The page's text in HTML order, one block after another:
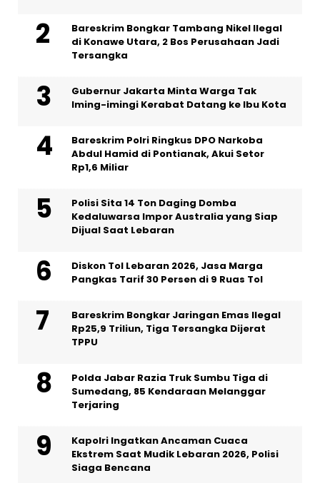
Bareskrim Bongkar Tambang Nikel Ilegal
di Konawe Utara, 2 Bos Perusahaan Jadi
Tersangka
Gubernur Jakarta Minta Warga Tak
Iming-imingi Kerabat Datang ke Ibu Kota
Bareskrim Polri Ringkus DPO Narkoba
Abdul Hamid di Pontianak, Akui Setor
Rp1,6 Miliar
Polisi Sita 14 Ton Daging Domba
Kedaluwarsa Impor Australia yang Siap
Dijual Saat Lebaran
Diskon Tol Lebaran 2026, Jasa Marga
Pangkas Tarif 30 Persen di 9 Ruas Tol
Bareskrim Bongkar Jaringan Emas Ilegal
Rp25,9 Triliun, Tiga Tersangka Dijerat
TPPU
Polda Jabar Razia Truk Sumbu Tiga di
Sumedang, 85 Kendaraan Melanggar
Terjaring
Kapolri Ingatkan Ancaman Cuaca
Ekstrem Saat Mudik Lebaran 2026, Polisi
Siaga Bencana